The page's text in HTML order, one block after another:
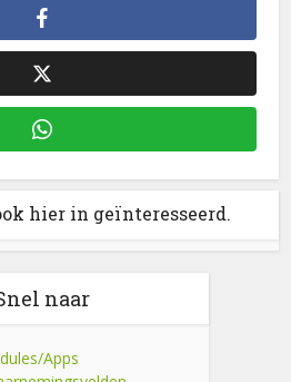
hier in geïnteresseerd.
naar
Apps